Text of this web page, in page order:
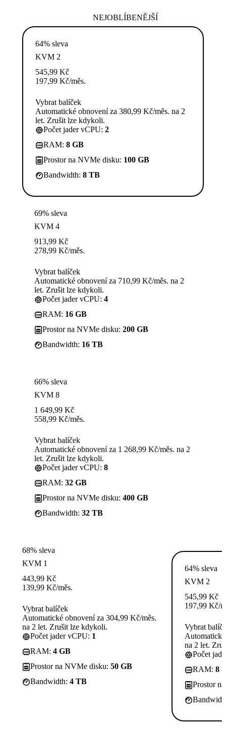
NEJOBLÍBENĚJŠÍ
64% sleva
KVM 2
545,99 Kč
197,99 Kč/měs.
Vybrat balíček
Automatické obnovení za 380,99 Kč/měs. na 2
let. Zrušit lze kdykoli.
Počet jader vCPU: 2
RAM: 8 GB
Prostor na NVMe disku: 100 GB
Bandwidth: 8 TB
69% sleva
KVM 4
913,99 Kč
278,99 Kč/měs.
Vybrat balíček
Automatické obnovení za 710,99 Kč/měs. na 2
let. Zrušit lze kdykoli.
Počet jader vCPU: 4
RAM: 16 GB
Prostor na NVMe disku: 200 GB
Bandwidth: 16 TB
66% sleva
KVM 8
1 649,99 Kč
558,99 Kč/měs.
Vybrat balíček
Automatické obnovení za 1 268,99 Kč/měs. na 2
let. Zrušit lze kdykoli.
Počet jader vCPU: 8
RAM: 32 GB
Prostor na NVMe disku: 400 GB
Bandwidth: 32 TB
68% sleva
KVM 1
443,99 Kč
139,99 Kč/měs.
Vybrat balíček
Automatické obnovení za 304,99 Kč/měs.
na 2 let. Zrušit lze kdykoli.
Počet jader vCPU: 1
RAM: 4 GB
Prostor na NVMe disku: 50 GB
Bandwidth: 4 TB
64% sleva
KVM 2
545,99 Kč
197,99 Kč/
Vybrat
na 2 let.
Počet
RAM: 8
Prostor